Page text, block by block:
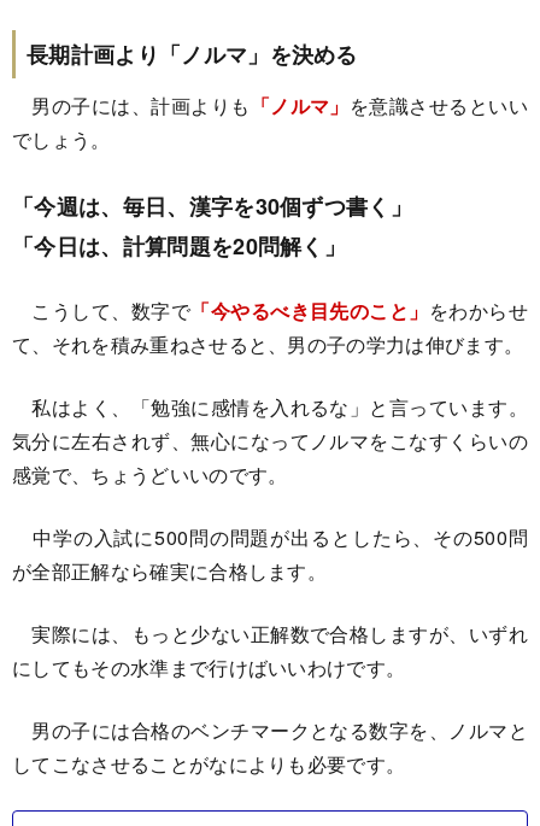
長期計画より「ノルマ」を決める
男の子には、計画よりも 「ノルマ」 を意識させるといい
でしょう。
「今週は、毎日、漢字を30個ずつ書く」
「今日は、計算問題を20問解く」
こうして、数字で「今やるべき目先のこと」 をわからせ
て、それを積み重ねさせると、男の子の学力は伸びます。
私はよく、「勉強に感情を入れるな」と言っています。
気分に左右されず、無心になってノルマをこなすくらいの
感覚で、ちょうどいいのです。
中学の入試に500問の問題が出るとしたら、その500問
が全部正解なら確実に合格します。
実際には、もっと少ない正解数で合格しますが、いずれ
にしてもその水準まで行けばいいわけです。
男の子には合格のベンチマークとなる数字を、ノルマと
してこなさせることがなによりも必要です。